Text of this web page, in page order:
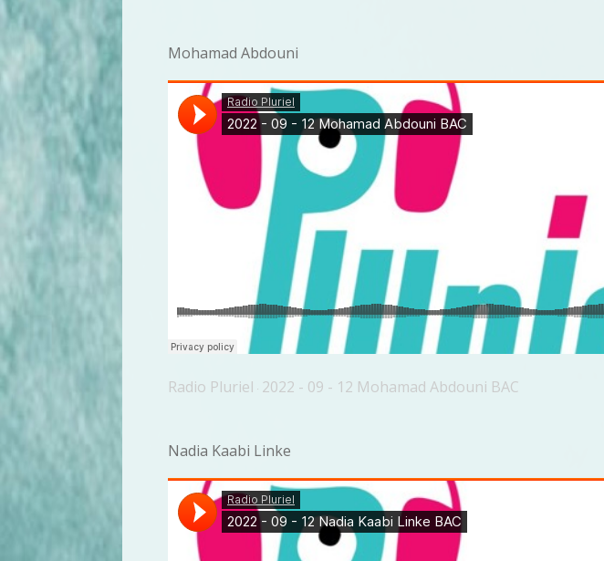
Mohamad Abdouni
Radio Pluriel · 2022 - 09 - 12 Mohamad Abdouni BAC
Nadia Kaabi Linke